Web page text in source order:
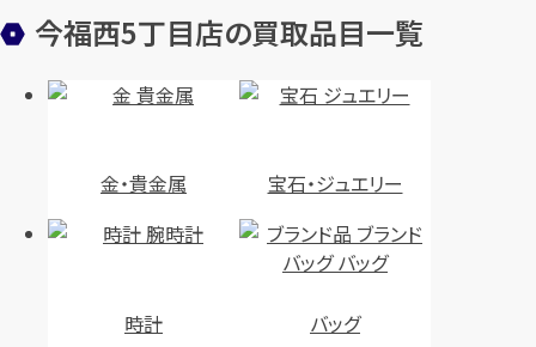
今福西5丁目店の買取品目一覧
金・貴金属 宝石・ジュエリー
時計 バッグ